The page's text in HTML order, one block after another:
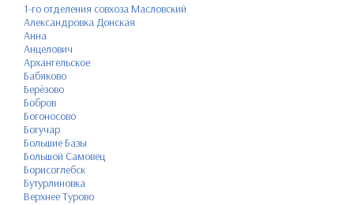
1-го отделения совхоза Масловский
Александровка Донская
Анна
Анцелович
Архангельское
Бабяково
Берёзово
Бобров
Богоносово
Богучар
Большие Базы
Большой Самовец
Борисоглебск
Бутурлиновка
Верхнее Турово